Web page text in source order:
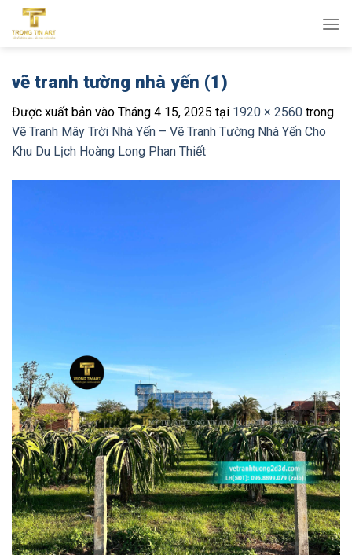
qua
vẽ tranh tường nhà yến (1)
Được xuất bản vào Tháng 4 15, 2025 tại 1920 × 2560 trong
Vẽ Tranh Mây Trời Nhà Yến – Vẽ Tranh Tường Nhà Yến Cho
Khu Du Lịch Hoàng Long Phan Thiết